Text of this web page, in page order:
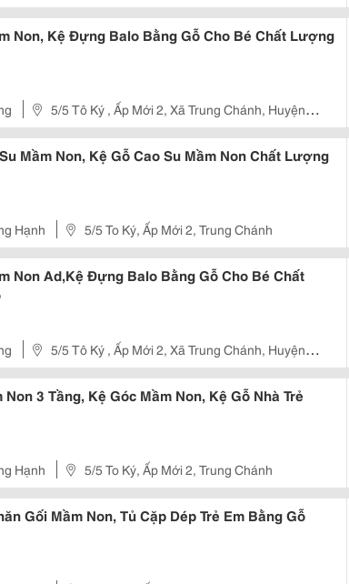
Non, Kệ Đựng Balo Bằng Gỗ Cho Bé Chất Lượng
5/5 Tô Ký , Ấp Mới 2, Xã Trung Chánh, Huyện
Mầm Non, Kệ Gỗ Cao Su Mầm Non Chất Lượng
Hạnh 5/5 To Ký, Ấp Mới 2, Trung Chánh
Non Ad,Kệ Đựng Balo Bằng Gỗ Cho Bé Chất
5/5 Tô Ký , Ấp Mới 2, Xã Trung Chánh, Huyện
Non 3 Tầng, Kệ Góc Mầm Non, Kệ Gỗ Nhà Trẻ
Hạnh 5/5 To Ký, Ấp Mới 2, Trung Chánh
Gối Mầm Non, Tủ Cặp Dép Trẻ Em Bằng Gỗ